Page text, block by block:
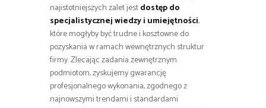
najistotniejszych zalet jestdostęp do
specjalistycznej wiedzy i umiejętności,
które mogłyby być trudne i kosztowne do
pozyskania w ramach wewnętrznych struktur
firmy. Zlecając zadania zewnętrznym
podmiotom, zyskujemy gwarancję
profesjonalnego wykonania, zgodnego z
najnowszymi trendami i standardami